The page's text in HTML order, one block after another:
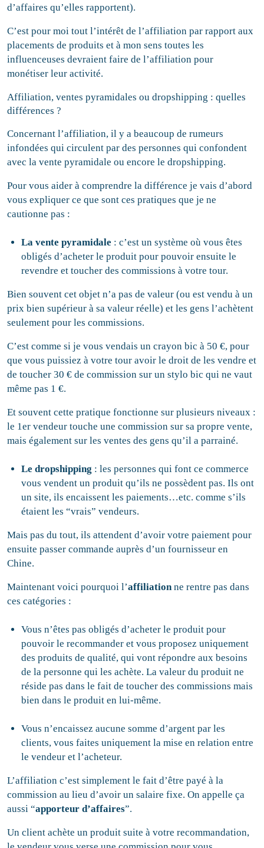
d’affaires qu’elles rapportent).
C’est pour moi tout l’intérêt de l’affiliation par rapport aux
placements de produits et à mon sens toutes les
influenceuses devraient faire de l’affiliation pour
monétiser leur activité.
Affiliation, ventes pyramidales ou dropshipping : quelles
différences ?
Concernant l’affiliation, il y a beaucoup de rumeurs
infondées qui circulent par des personnes qui confondent
avec la vente pyramidale ou encore le dropshipping.
Pour vous aider à comprendre la différence je vais d’abord
vous expliquer ce que sont ces pratiques que je ne
cautionne pas :
La vente pyramidale : c’est un système où vous êtes
obligés d’acheter le produit pour pouvoir ensuite le
revendre et toucher des commissions à votre tour.
Bien souvent cet objet n’a pas de valeur (ou est vendu à un
prix bien supérieur à sa valeur réelle) et les gens l’achètent
seulement pour les commissions.
C’est comme si je vous vendais un crayon bic à 50 €, pour
que vous puissiez à votre tour avoir le droit de les vendre et
de toucher 30 € de commission sur un stylo bic qui ne vaut
même pas 1 €.
Et souvent cette pratique fonctionne sur plusieurs niveaux :
le 1er vendeur touche une commission sur sa propre vente,
mais également sur les ventes des gens qu’il a parrainé.
Le dropshipping : les personnes qui font ce commerce
vous vendent un produit qu’ils ne possèdent pas. Ils ont
un site, ils encaissent les paiements…etc. comme s’ils
étaient les “vrais” vendeurs.
Mais pas du tout, ils attendent d’avoir votre paiement pour
ensuite passer commande auprès d’un fournisseur en
Chine.
Maintenant voici pourquoi l’affiliation ne rentre pas dans
ces catégories :
Vous n’êtes pas obligés d’acheter le produit pour
pouvoir le recommander et vous proposez uniquement
des produits de qualité, qui vont répondre aux besoins
de la personne qui les achète. La valeur du produit ne
réside pas dans le fait de toucher des commissions mais
bien dans le produit en lui-même.
Vous n’encaissez aucune somme d’argent par les
clients, vous faites uniquement la mise en relation entre
le vendeur et l’acheteur.
L’affiliation c’est simplement le fait d’être payé à la
commission au lieu d’avoir un salaire fixe. On appelle ça
aussi “apporteur d’affaires”.
Un client achète un produit suite à votre recommandation,